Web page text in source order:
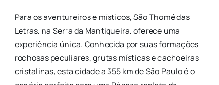
Para os aventureiros e místicos, São Thomé das
Letras, na Serra da Mantiqueira, oferece uma
experiência única. Conhecida por suas formações
rochosas peculiares, grutas místicas e cachoeiras
cristalinas, esta cidade a 355 km de São Paulo é o